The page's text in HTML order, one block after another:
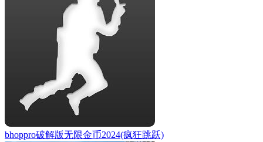
bhoppro破解版无限金币2024(疯狂跳跃)